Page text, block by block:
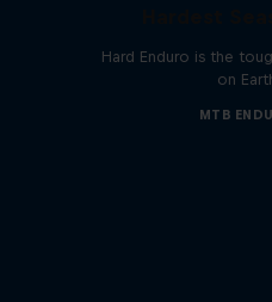
Hard Enduro is the
on
MTB